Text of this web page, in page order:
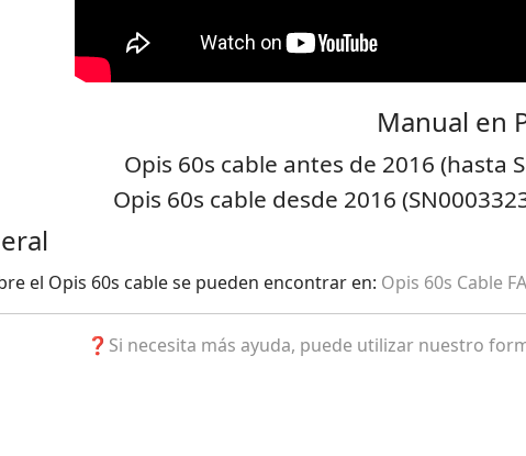
Manual en
Opis 60s cable antes de 2016 (hasta
Opis 60s cable desde 2016
el Opis 60s cable se pueden encontrar en: Opis 60s Cable
❓Si necesita más ayuda, puede utilizar nuestro